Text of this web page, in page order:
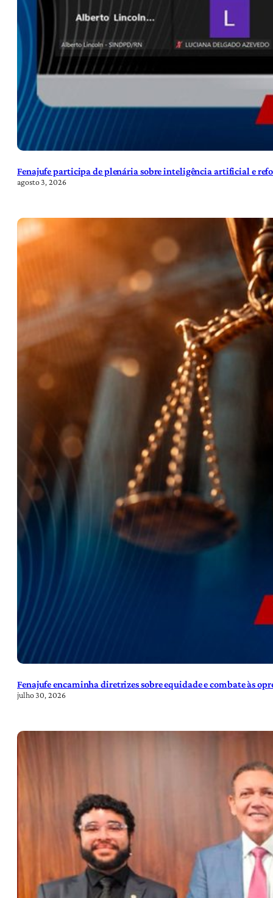
Fenajufe participa de plenária sobre inteligência artificial e
agosto 3, 2026
Fenajufe encaminha diretrizes sobre equidade e combate às
julho 30, 2026